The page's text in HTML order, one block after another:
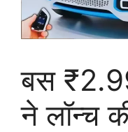
बस
ने लॉन्च